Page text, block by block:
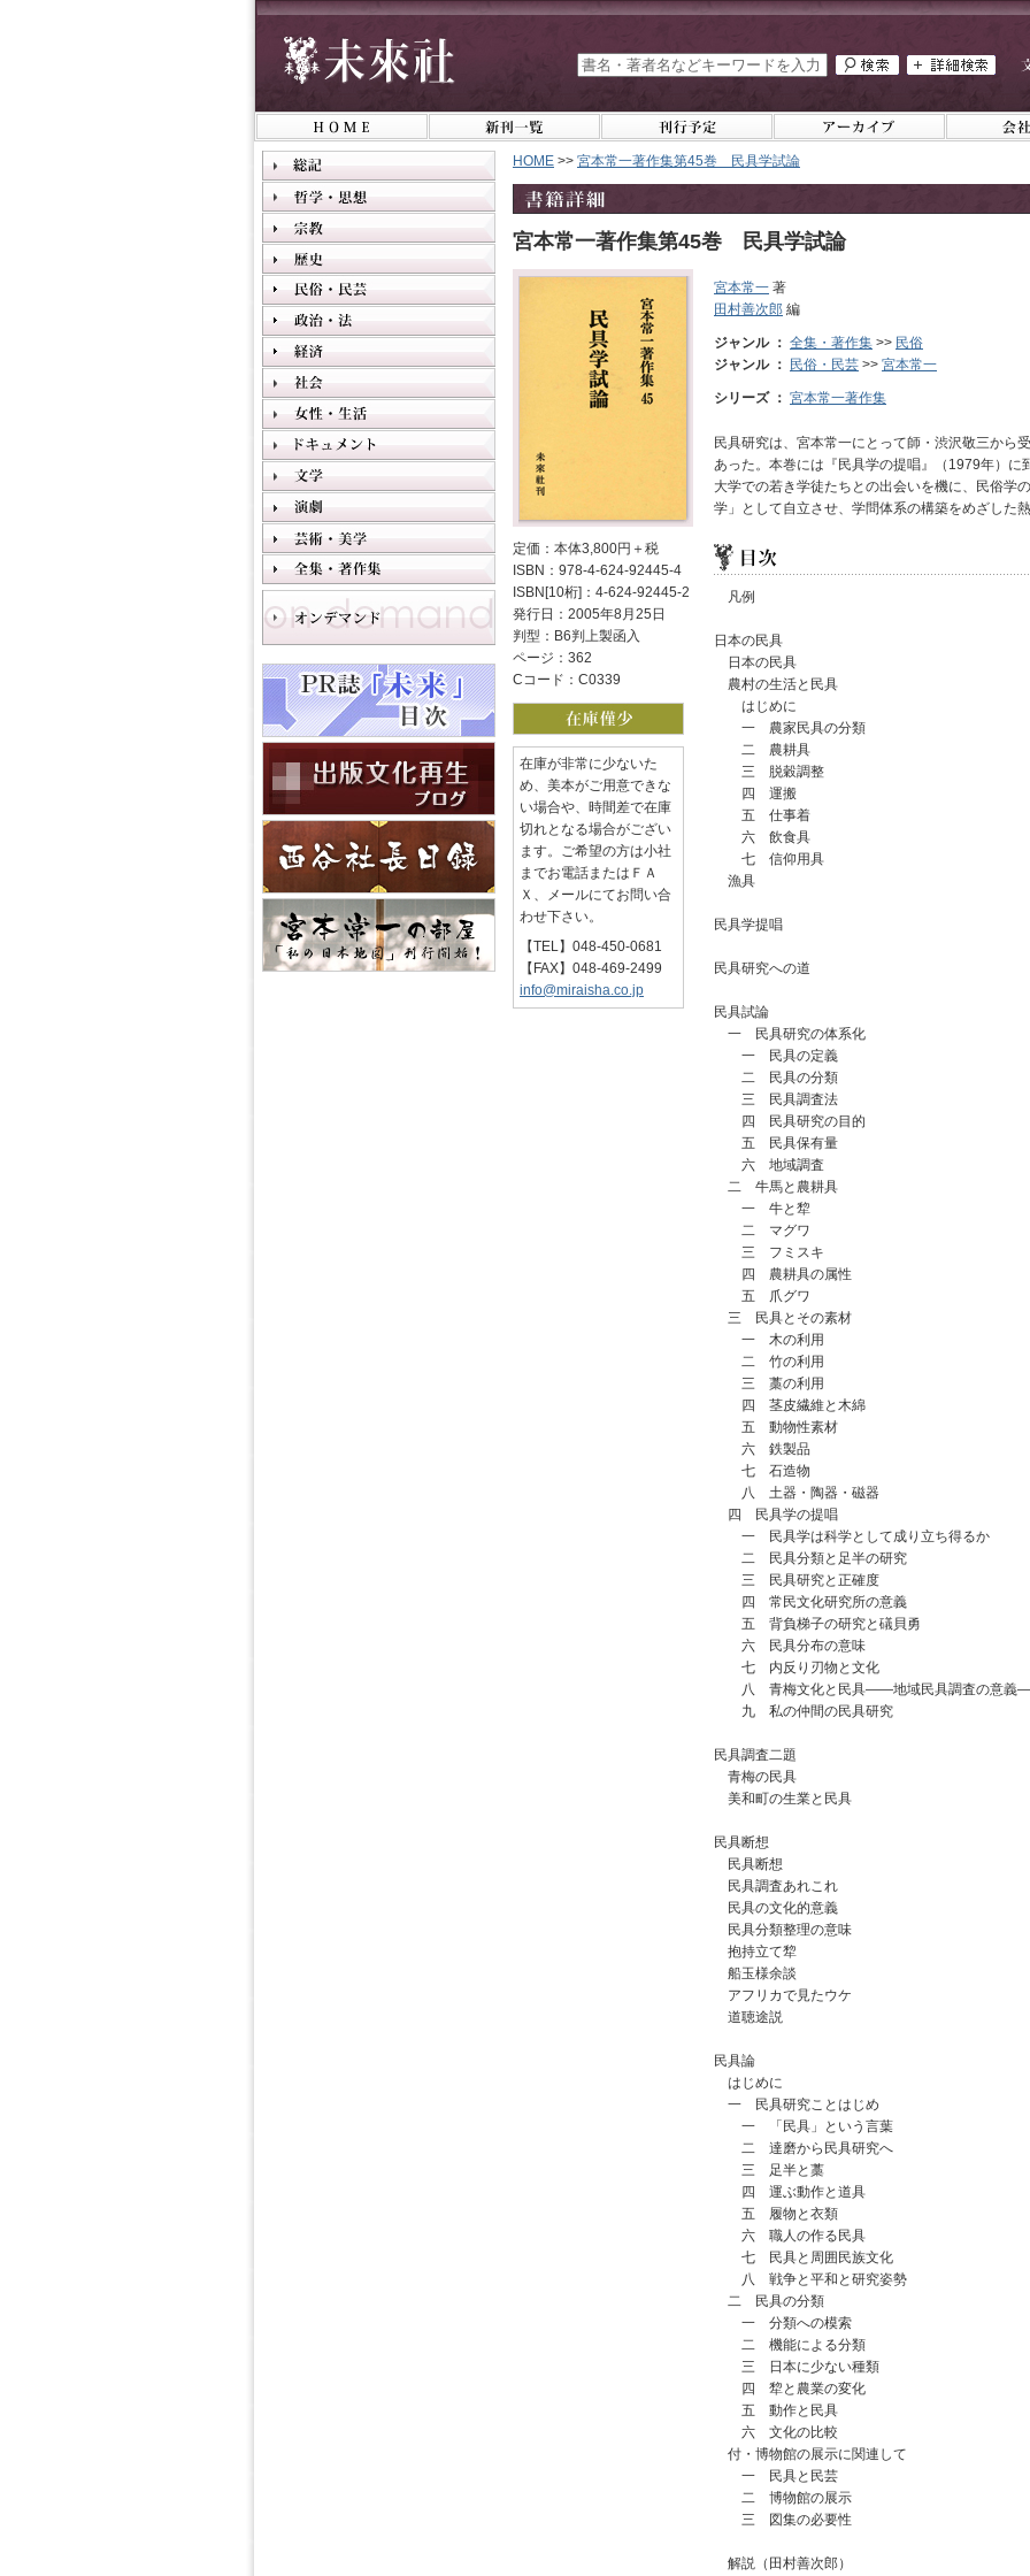
HOME >> 宮本常一著作集第45巻 民具学試論
宮本常一著作集第45巻 民具学試論
定価：本体3,800円＋税
ISBN：978-4-624-92445-4
ISBN[10桁]：4-624-92445-2
発行日：2005年8月25日
判型：B6判上製函入
ページ：362
Cコード：C0339
在庫が非常に少ないた
め、美本がご用意できな
い場合や、時間差で在庫
切れとなる場合がござい
ます。ご希望の方は小社
までお電話またはＦＡ
Ｘ、メールにてお問い合
わせ下さい。
【TEL】048-450-0681
【FAX】048-469-2499
info@miraisha.co.jp
宮本常一 著
田村善次郎 編
ジャンル ： 全集・著作集 >> 民俗
ジャンル ：
民俗・民芸 >> 宮本常一
シリーズ ： 宮本常一著作集
民具研究は、宮本常一にとって師・渋沢敬三から
あった。本巻には『民具学の提唱』（1979年）に
大学での若き学徒たちとの出会いを機に、民俗学
学」として自立させ、学問体系の構築をめざした
凡例
日本の民具
日本の民具
農村の生活と民具
はじめに
一 農家民具の分類
二 農耕具
三 脱穀調整
四 運搬
五 仕事着
六 飲食具
七 信仰用具
漁具
民具学提唱
民具研究への道
民具試論
一 民具研究の体系化
一 民具の定義
二 民具の分類
三 民具調査法
四 民具研究の目的
五 民具保有量
六 地域調査
二 牛馬と農耕具
一 牛と犂
二 マグワ
三 フミスキ
四 農耕具の属性
五 爪グワ
三 民具とその素材
一 木の利用
二 竹の利用
三 藁の利用
四 茎皮繊維と木綿
五 動物性素材
六 鉄製品
七 石造物
八 土器・陶器・磁器
四 民具学の提唱
一 民具学は科学として成り立ち得るか
二 民具分類と足半の研究
三 民具研究と正確度
四 常民文化研究所の意義
五 背負梯子の研究と礒貝勇
六 民具分布の意味
七 内反り刃物と文化
八 青梅文化と民具――地域民具調査の意義
九 私の仲間の民具研究
民具調査二題
青梅の民具
美和町の生業と民具
民具断想
民具断想
民具調査あれこれ
民具の文化的意義
民具分類整理の意味
抱持立て犂
船玉様余談
アフリカで見たウケ
道聴途説
民具論
はじめに
一 民具研究ことはじめ
一 「民具」という言葉
二 達磨から民具研究へ
三 足半と藁
四 運ぶ動作と道具
五 履物と衣類
六 職人の作る民具
七 民具と周囲民族文化
八 戦争と平和と研究姿勢
二 民具の分類
一 分類への模索
二 機能による分類
三 日本に少ない種類
四 犂と農業の変化
五 動作と民具
六 文化の比較
付・博物館の展示に関連して
一 民具と民芸
二 博物館の展示
三 図集の必要性
解説（田村善次郎）